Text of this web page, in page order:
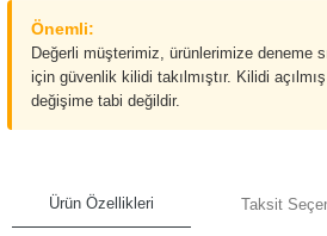
Önemli:
Değerli müşterimiz, ürünlerimize deneme
için güvenlik kilidi takılmıştır. Kilidi
değişime tabi değildir.
Ürün Özellikleri Taksit